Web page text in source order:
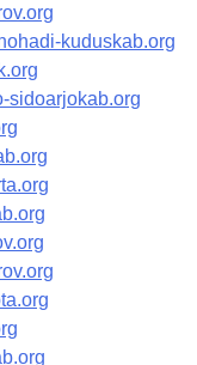
kuduskab.org
sidoarjokab.org